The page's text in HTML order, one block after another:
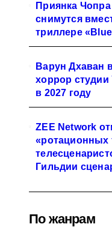
Приянка
снимутся
триллере
Варун Дхаван
хоррор
в 2027 году
ZEE Network
«ротационных
Гильдии
По жанрам